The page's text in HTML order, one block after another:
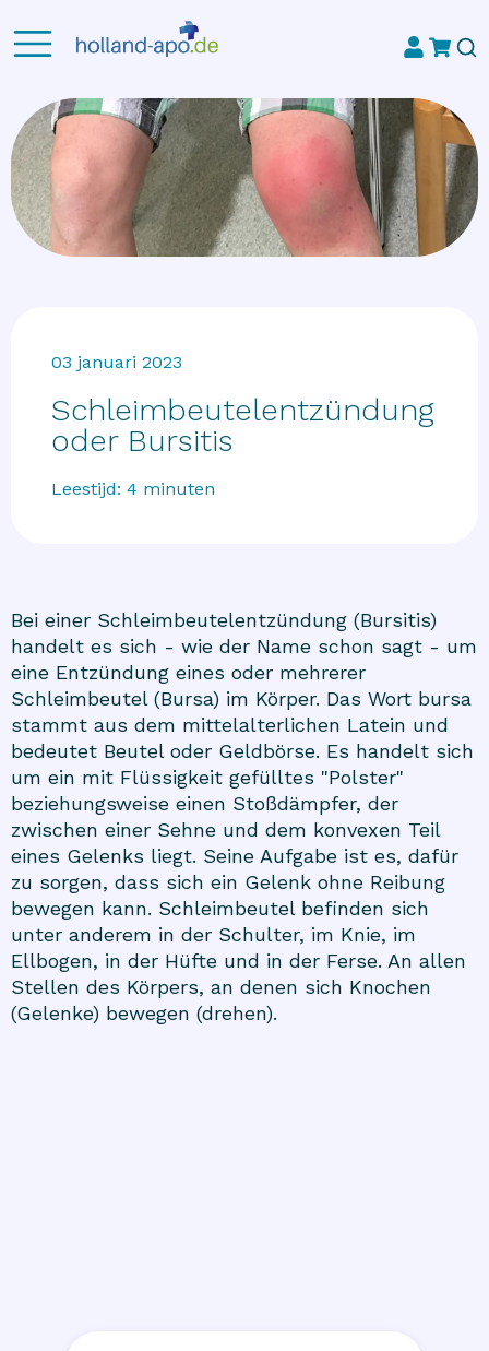
03 januari 2023
Schleimbeutelentzündung
oder Bursitis
Leestijd:4 minuten
Bei einer Schleimbeutelentzündung (Bursitis)
handelt es sich - wie der Name schon sagt - um
eine Entzündung eines oder mehrerer
Schleimbeutel (Bursa) im Körper. Das Wort bursa
stammt aus dem mittelalterlichen Latein und
bedeutet Beutel oder Geldbörse. Es handelt sich
um ein mit Flüssigkeit gefülltes "Polster"
beziehungsweise einen Stoßdämpfer, der
zwischen einer Sehne und dem konvexen Teil
eines Gelenks liegt. Seine Aufgabe ist es, dafür
zu sorgen, dass sich ein Gelenk ohne Reibung
bewegen kann. Schleimbeutel befinden sich
unter anderem in der Schulter, im Knie, im
Ellbogen, in der Hüfte und in der Ferse. An allen
Stellen des Körpers, an denen sich Knochen
(Gelenke) bewegen (drehen).